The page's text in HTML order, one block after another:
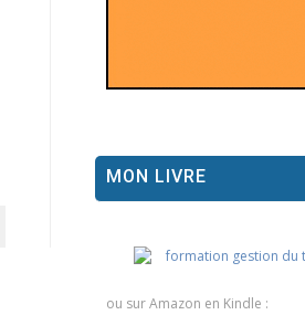
MON LIVRE
ou sur Amazon en Kindle :